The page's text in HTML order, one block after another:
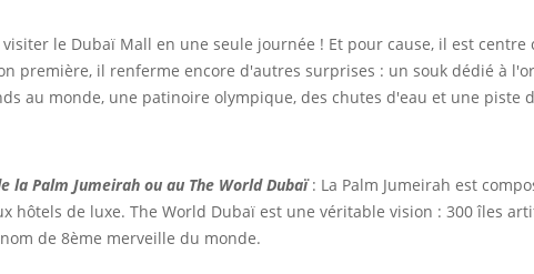
le Dubaï Mall en une seule journée ! Et pour cause, il est
première, il renferme encore d'autres surprises : un souk dédié à
au monde, une patinoire olympique, des chutes d'eau et une piste
Palm Jumeirah ou au The World Dubaï: La Palm Jumeirah est
hôtels de luxe. The World Dubaï est une véritable vision : 300 îles
de 8ème merveille du monde.